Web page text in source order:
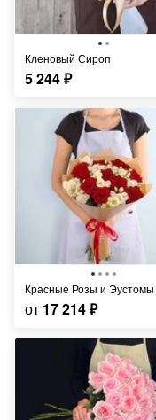
Кленовый Сироп
5 244₽
Красные Розы и Эустомы
от 17 214₽